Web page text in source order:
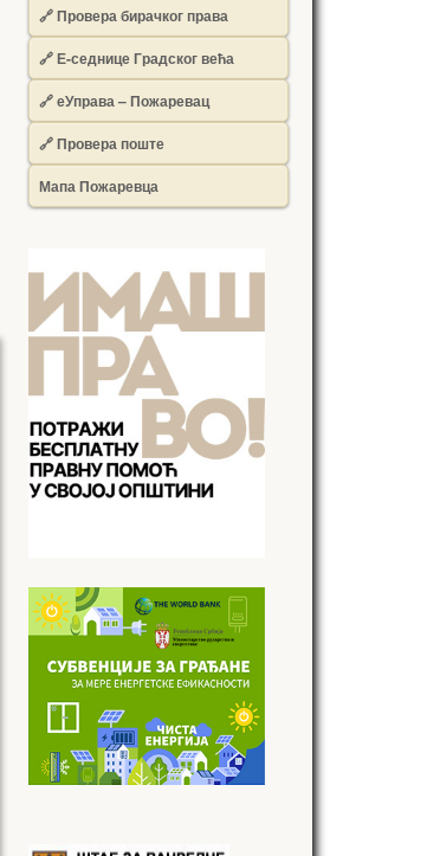
🔗 Провера бирачког права
🔗 Е-седнице Градског већа
🔗 еУправа – Пожаревац
🔗 Провера поште
Мапа Пожаревца